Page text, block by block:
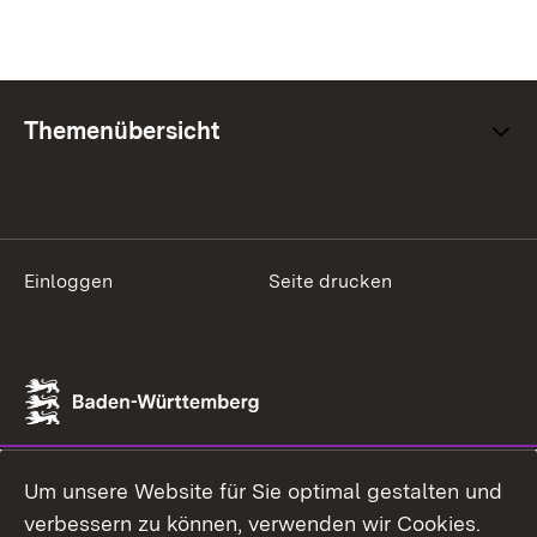
Themenübersicht
Einloggen Seite drucken
Um unsere Website für Sie optimal gestalten und
verbessern zu können, verwenden wir Cookies.